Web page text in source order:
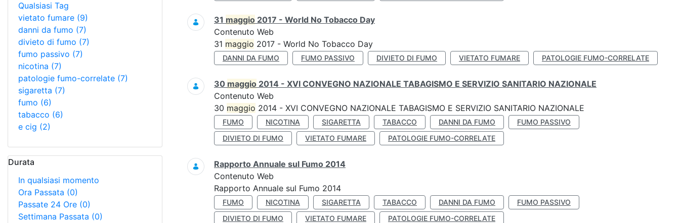
Qualsiasi Tag
vietato fumare (9)
danni da fumo (7)
divieto di fumo (7)
fumo passivo (7)
nicotina (7)
patologie fumo-correlate (7)
sigaretta (7)
fumo (6)
tabacco (6)
e cig (2)
Durata
In qualsiasi momento
Ora Passata (0)
Passate 24 Ore (0)
Settimana Passata (0)
31 maggio 2017 - World No Tobacco Day
Contenuto Web
31 maggio 2017 - World No Tobacco Day
DANNI DA FUMO FUMO PASSIVO DIVIETO DI FUMO VIETATO FUMARE PATOLOGIE FUMO-CORRELATE
30 maggio 2014 - XVI CONVEGNO NAZIONALE TABAGISMO E SERVIZIO SANITARIO NAZIONALE
Contenuto Web
30 maggio 2014 - XVI CONVEGNO NAZIONALE TABAGISMO E SERVIZIO SANITARIO NAZIONALE
FUMO NICOTINA SIGARETTA TABACCO DANNI DA FUMO
FUMO PASSIVO
DIVIETO DI FUMO
VIETATO FUMARE PATOLOGIE FUMO-CORRELATE
Rapporto Annuale sul Fumo 2014
Contenuto Web
Rapporto Annuale sul Fumo 2014
FUMO NICOTINA SIGARETTA TABACCO DANNI DA FUMO
FUMO PASSIVO
DIVIETO DI FUMO
VIETATO FUMARE PATOLOGIE FUMO-CORRELATE